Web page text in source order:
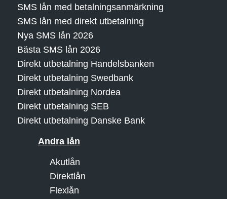
SMS lån med betalningsanmärkning
SMS lån med direkt utbetalning
Nya SMS lån 2026
Bästa SMS lån 2026
Direkt utbetalning Handelsbanken
Direkt utbetalning Swedbank
Direkt utbetalning Nordea
Direkt utbetalning SEB
Direkt utbetalning Danske Bank
Andra lån
Akutlån
Direktlån
Flexlån